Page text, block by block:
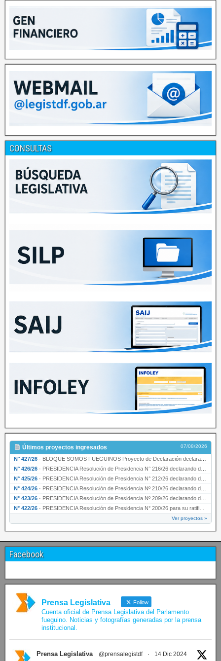
CONSULTAS
Últimos proyectos ingresados 07/08/2026
N° 427/26 · BLOQUE SOMOS FUEGUINOS Proyecto de Declaración declarando de interés provincial PRESIDENCI…
N° 426/26 · PRESIDENCIA Resolución de Presidencia N° 216/26 declarando de interés provincial la labor …
N° 425/26 · PRESIDENCIA Resolución de Presidencia N° 212/26 declarando de interés provincial el “50° A…
N° 424/26 · PRESIDENCIA Resolución de Presidencia Nº 210/26 declarando de interés provincial el proyec…
N° 423/26 · PRESIDENCIA Resolución de Presidencia Nº 209/26 declarando de interés provincial la presen…
N° 422/26 · PRESIDENCIA Resolución de Presidencia N° 200/26 para su ratificación.
Ver proyectos »
Facebook
Prensa Legislativa Follow
Cuenta oficial de Prensa Legislativa del Parlamento
fueguino. Noticias y fotografías generadas por la prensa
institucional.
Prensa Legislativa @prensalegistdf · 14 Dic 2024